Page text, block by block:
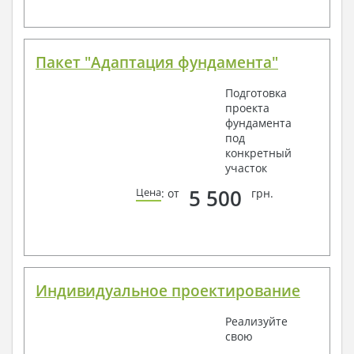
Пакет "Адаптация фундамента"
Подготовка
проекта
фундамента
под
конкретный
участок
Цена: от 5 500 грн.
Индивидуальное проектирование
Реализуйте
свою